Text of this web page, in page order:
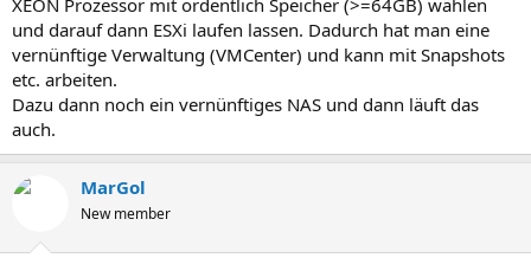
und darauf dann ESXi laufen lassen. Dadurch hat man eine
vernünftige Verwaltung (VMCenter) und kann mit Snapshots
etc. arbeiten.
Dazu dann noch ein vernünftiges NAS und dann läuft das
auch.
MarGol
New member